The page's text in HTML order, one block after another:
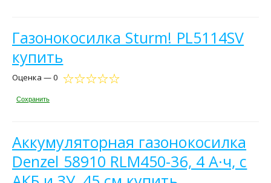
Газонокосилка Sturm! PL5114SV
купить
Оценка — 0
Сохранить
Аккумуляторная газонокосилка
Denzel 58910 RLM450-36, 4 А·ч, с